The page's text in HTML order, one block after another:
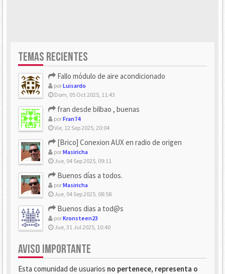
TEMAS RECIENTES
Fallo módulo de aire acondicionado
porLuisardo
Dom, 05 Oct 2025, 11:43
fran desde bilbao , buenas
porFran74
Vie, 12 Sep 2025, 20:04
[Brico] Conexion AUX en radio de origen
porMasiricha
Jue, 04 Sep 2025, 09:11
Buenos días a todos.
porMasiricha
Jue, 04 Sep 2025, 08:58
Buenos dias a tod@s
porKronsteen23
Jue, 31 Jul 2025, 10:40
AVISO IMPORTANTE
Esta comunidad de usuarios no pertenece, representa o